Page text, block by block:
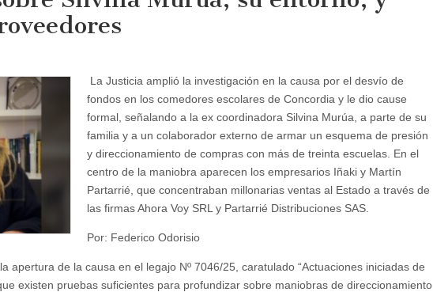
La Justicia amplió la investigación en la causa por el desvío de
fondos en los comedores escolares de Concordia y le dio cause
formal, señalando a la ex coordinadora Silvina Murúa, a parte de su
familia y a un colaborador externo de armar un esquema de presión
y direccionamiento de compras con más de treinta escuelas. En el
centro de la maniobra aparecen los empresarios Iñaki y Martín
Partarrié, que concentraban millonarias ventas al Estado a través de
las firmas Ahora Voy SRL y Partarrié Distribuciones SAS.
Por: Federico Odorisio
apertura de la causa en el legajo Nº 7046/25, caratulado “Actuaciones iniciadas de
existen pruebas suficientes para profundizar sobre maniobras de direccionamiento